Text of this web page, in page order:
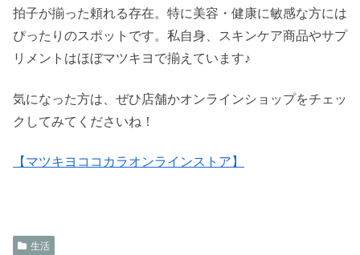
拍子が揃った頼れる存在。特に美容・健康に敏感な方には
ぴったりのスポットです。私自身、スキンケア商品やサプ
リメントはほぼマツキヨで揃えています♪
気になった方は、ぜひ店舗かオンラインショップをチェッ
クしてみてくださいね！
【マツキヨココカラオンラインストア】
生活